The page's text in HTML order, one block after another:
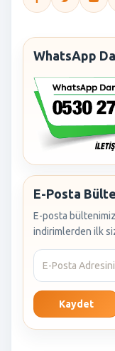
WhatsApp
E-Posta
E-posta
indirimlerden ilk
Kaydet